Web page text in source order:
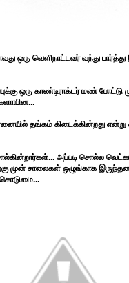
வெளிநாட்டவர் வந்து பார்த்து
ஒரு காண்டிராக்டர் மண்
தங்கம் கிடைக்கின்றது என்று
அப்படி சொல்ல
முன் சாலைகள் ஒழுங்காக